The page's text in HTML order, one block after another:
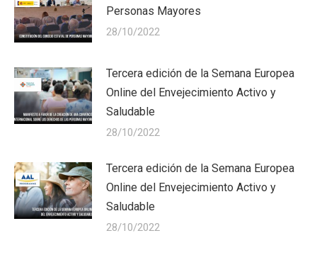
Personas Mayores
28/10/2022
Tercera edición de la Semana Europea
Online del Envejecimiento Activo y
Saludable
28/10/2022
Tercera edición de la Semana Europea
Online del Envejecimiento Activo y
Saludable
28/10/2022